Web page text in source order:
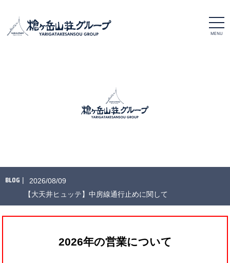
t
o
g
BLOG
2026/08/09
【大天井ヒュッテ】中房線通行止めに関して
2026年の営業について